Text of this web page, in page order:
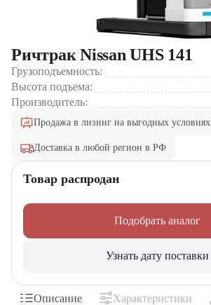
Ричтрак Nissan UHS 141
Грузоподъемность:
Высота подъема:
Производитель:
Продажа в лизинг на выгодных условиях
Доставка в любой регион в РФ
Товар распродан
Подобрать аналог
Узнать дату поставки
Описание Характеристики